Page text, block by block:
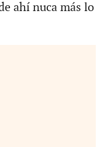
ahí nuca más lo